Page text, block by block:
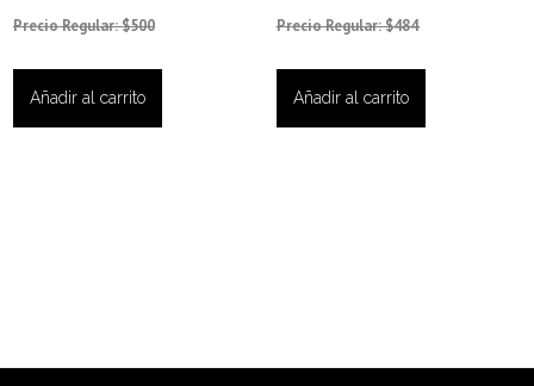
Precio Regular: $500
Añadir al carrito
Precio Regular: $484
Añadir al carrito